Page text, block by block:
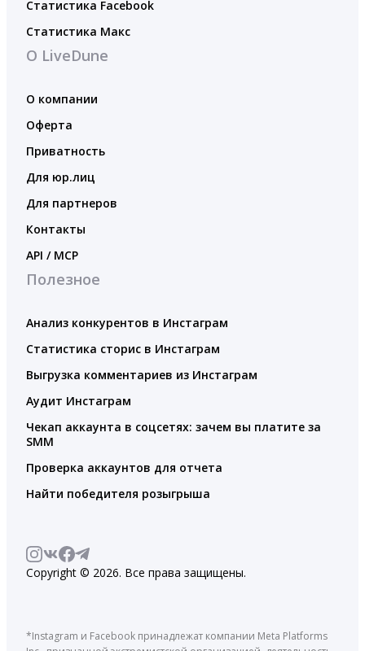
Статистика Facebook
Статистика Макс
О LiveDune
О компании
Оферта
Приватность
Для юр.лиц
Для партнеров
Контакты
API / MCP
Полезное
Анализ конкурентов в Инстаграм
Статистика сторис в Инстаграм
Выгрузка комментариев из Инстаграм
Аудит Инстаграм
Чекап аккаунта в соцсетях: зачем вы платите за
SMM
Проверка аккаунтов для отчета
Найти победителя розыгрыша
Copyright © 2026. Все права защищены.
*Instagram и Facebook принадлежат компании Meta Platforms